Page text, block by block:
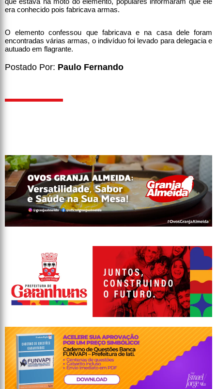
era conhecido pois fabricava armas.
O elemento confessou que fabricava e na casa dele foram
encontradas várias armas, o indivíduo foi levado para delegacia e
autuado em flagrante.
Postado Por: Paulo Fernando